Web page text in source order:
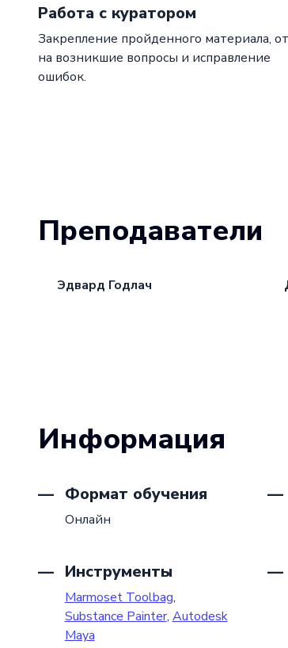
Работа с куратором
Закрепление пройденного материала,
на возникшие вопросы и исправление
ошибок.
Преподаватели
Эдвард Годлач
Информация
Формат обучения
Онлайн
Инструменты
Marmoset Toolbag,
Substance Painter, Autodesk
Maya